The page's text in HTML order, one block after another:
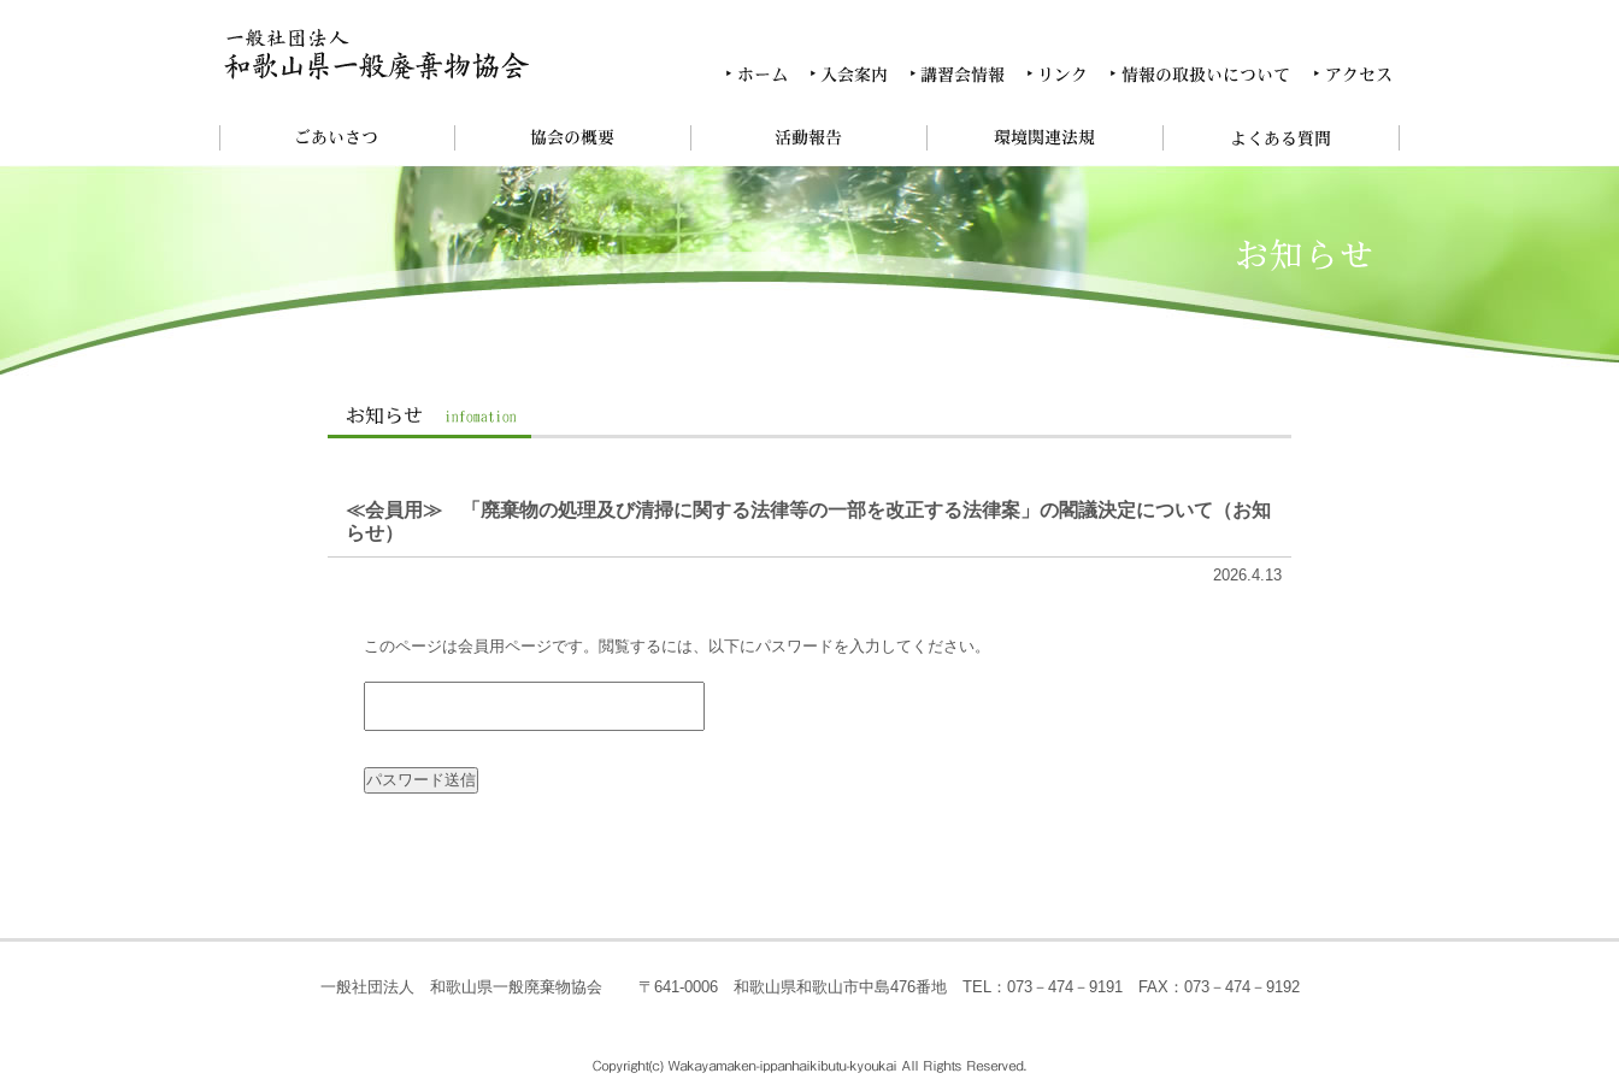
≪会員用≫ 「廃棄物の処理及び清掃に関する法律等の一部を改正する法律案」の閣議決定について（お知
らせ）
2026.4.13
このページは会員用ページです。閲覧するには、以下にパスワードを入力してください。
一般社団法人 和歌山県一般廃棄物協会 〒641-0006 和歌山県和歌山市中島476番地 TEL：073－474－9191 FAX：073－474－9192